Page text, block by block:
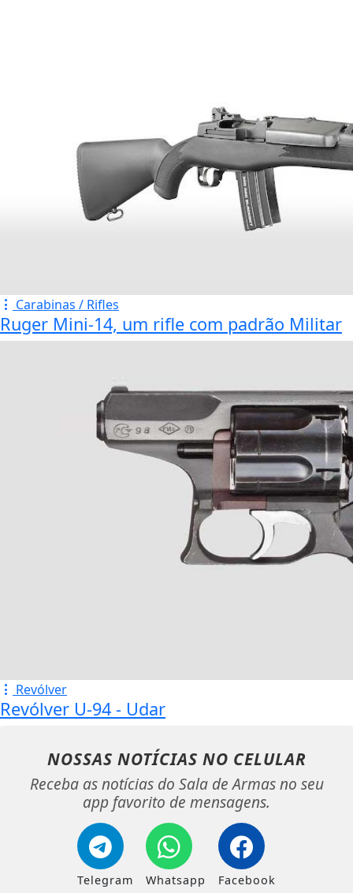
Carabinas / Rifles
Ruger Mini-14, um rifle com padrão Militar
Revólver
Revólver U-94 - Udar
NOSSAS NOTÍCIAS NO CELULAR
Receba as notícias do Sala de Armas no seu
app favorito de mensagens.
Telegram Whatsapp Facebook